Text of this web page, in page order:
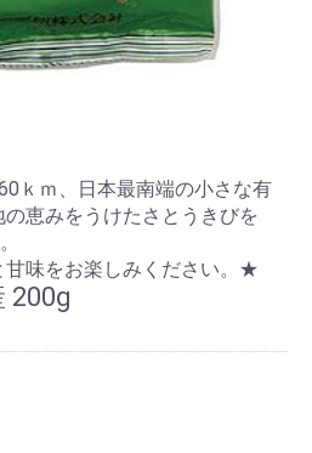
ｋｍ、日本最南端の小さな有
恵みをうけたさとうきびを
甘味をお楽しみください。★